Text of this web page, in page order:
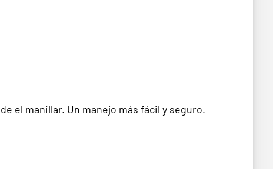
el manillar. Un manejo más fácil y seguro.